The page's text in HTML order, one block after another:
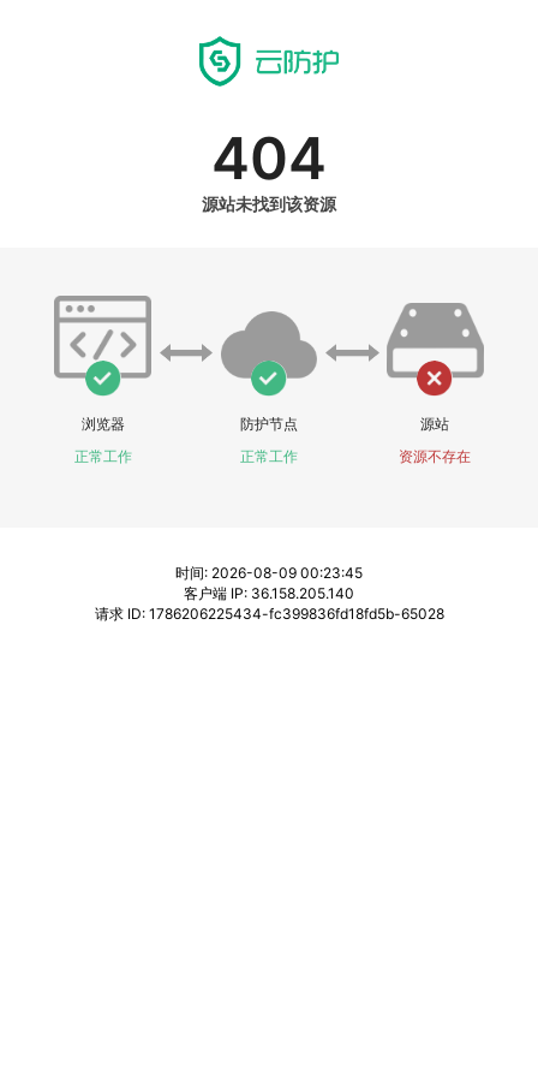
404
源站未找到该资源
浏览器
正常工作
防护节点
正常工作
源站
资源不存在
时间: 2026-08-09 00:23:45
客户端 IP: 36.158.205.140
请求 ID: 1786206225434-fc399836fd18fd5b-65028